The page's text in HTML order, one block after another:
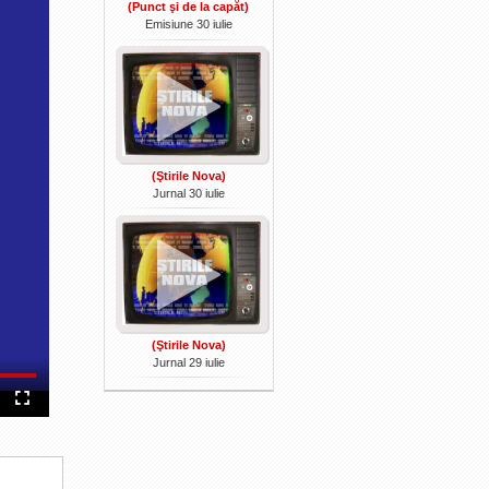
Fullscreen
(Punct şi de la capăt)
Emisiune 30 iulie
(Ştirile Nova)
Jurnal 30 iulie
(Ştirile Nova)
Jurnal 29 iulie